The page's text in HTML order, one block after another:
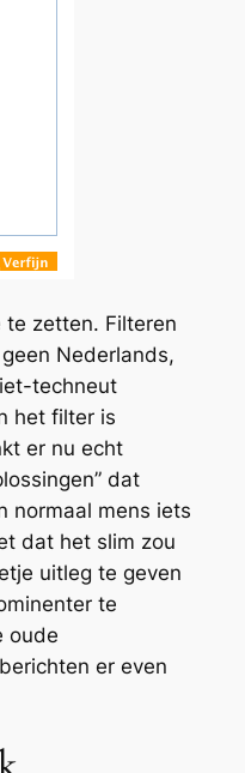
zetten. Filteren
Nederlands,
techneut
het filter is
er nu echt
dat
normaal mens iets
dat het slim zou
uitleg te geven
te
oude
er even